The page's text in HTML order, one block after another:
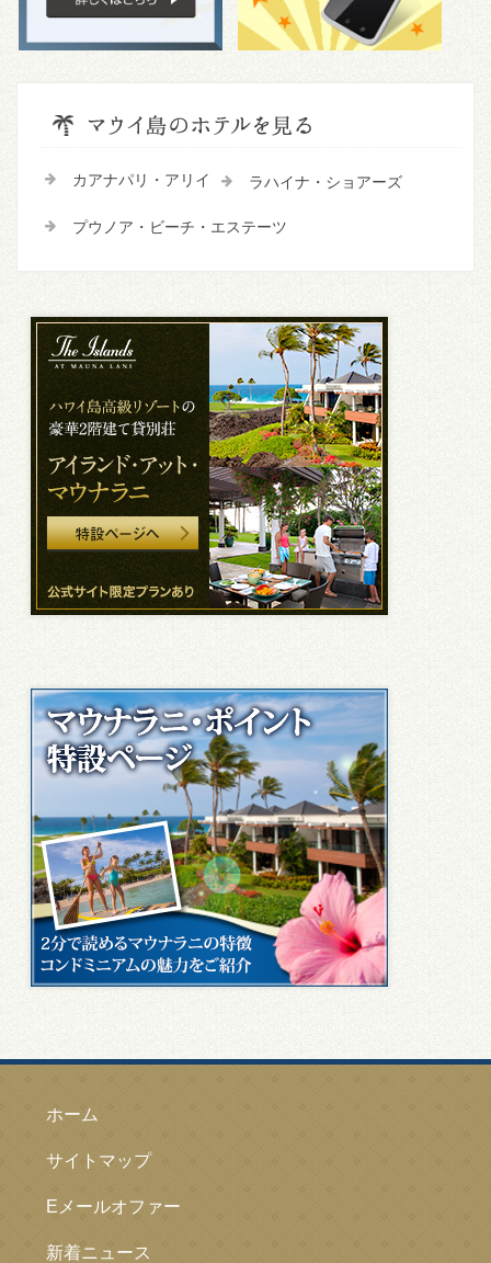
カアナパリ・アリイ ラハイナ・ショアーズ
プウノア・ビーチ・エステーツ
ホーム
サイトマップ
Eメールオファー
新着ニュース